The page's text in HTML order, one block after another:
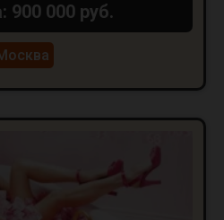
900 000 руб.